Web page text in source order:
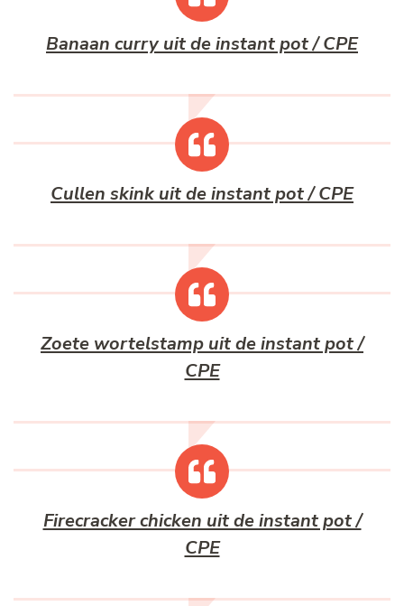
Banaan curry uit de instant pot / CPE
Cullen skink uit de instant pot / CPE
Zoete wortelstamp uit de instant pot /
CPE
Firecracker chicken uit de instant pot /
CPE